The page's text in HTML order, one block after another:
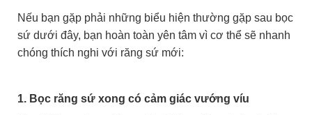
Nếu bạn gặp phải những biểu hiện thường gặp sau bọc
sứ dưới đây, bạn hoàn toàn yên tâm vì cơ thể sẽ nhanh
chóng thích nghi với răng sứ mới:
1. Bọc răng sứ xong có cảm giác vướng víu